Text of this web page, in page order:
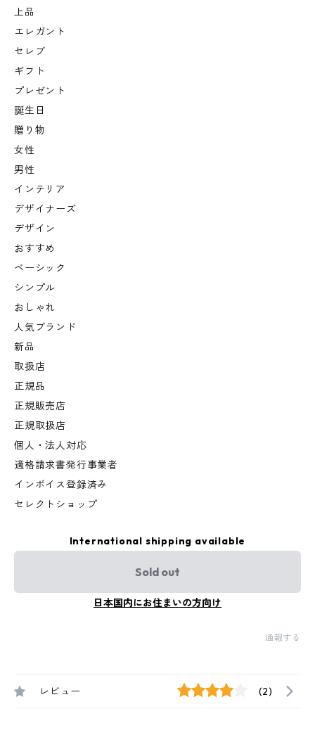
上品
エレガント
セレブ
ギフト
プレゼント
誕生日
贈り物
女性
男性
インテリア
デザイナーズ
デザイン
おすすめ
ベーシック
シンプル
おしゃれ
人気ブランド
新品
取扱店
正規品
正規販売店
正規取扱店
個人・法人対応
適格請求書発行事業者
インボイス登録済み
セレクトショップ
International shipping available
Sold out
日本国内にお住まいの方向け
通報する
レビュー (2)